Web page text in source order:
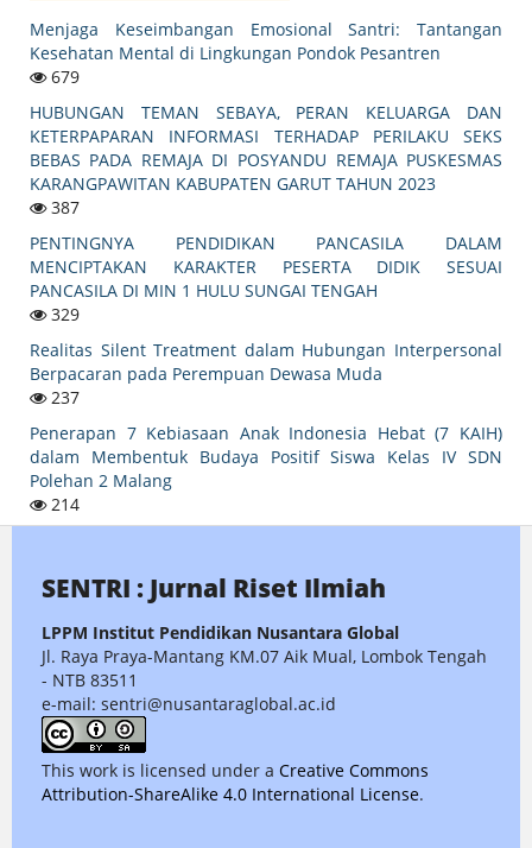
Menjaga Keseimbangan Emosional Santri: Tantangan
Kesehatan Mental di Lingkungan Pondok Pesantren
679
HUBUNGAN TEMAN SEBAYA, PERAN KELUARGA DAN
KETERPAPARAN INFORMASI TERHADAP PERILAKU SEKS
BEBAS PADA REMAJA DI POSYANDU REMAJA PUSKESMAS
KARANGPAWITAN KABUPATEN GARUT TAHUN 2023
387
PENTINGNYA PENDIDIKAN PANCASILA DALAM
MENCIPTAKAN KARAKTER PESERTA DIDIK SESUAI
PANCASILA DI MIN 1 HULU SUNGAI TENGAH
329
Realitas Silent Treatment dalam Hubungan Interpersonal
Berpacaran pada Perempuan Dewasa Muda
237
Penerapan 7 Kebiasaan Anak Indonesia Hebat (7 KAIH)
dalam Membentuk Budaya Positif Siswa Kelas IV SDN
Polehan 2 Malang
214
SENTRI : Jurnal Riset Ilmiah
LPPM Institut Pendidikan Nusantara Global
Jl. Raya Praya-Mantang KM.07 Aik Mual, Lombok Tengah
- NTB 83511
e-mail: sentri@nusantaraglobal.ac.id
This work is licensed under a Creative Commons
Attribution-ShareAlike 4.0 International License.